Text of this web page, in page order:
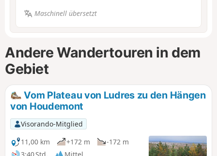
Maschinell übersetzt
Andere Wandertouren in dem
Gebiet
Vom Plateau von Ludres zu den Hängen
von Houdemont
Visorando-Mitglied
11,00 km
+172 m
-172 m
3:40 Std.
Mittel